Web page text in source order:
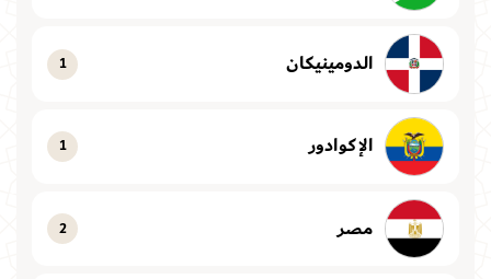
الدومينيكان 1
الإكوادور 1
مصر 2